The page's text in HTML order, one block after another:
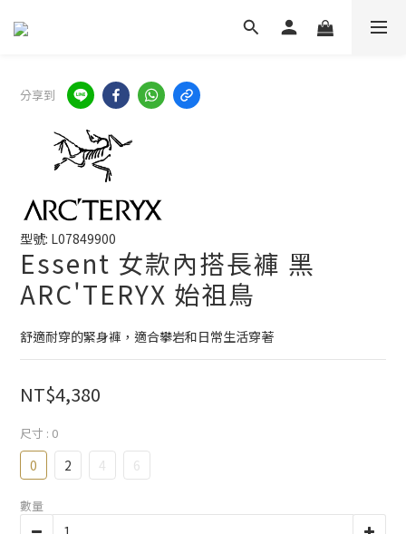
分享到
型號: L07849900
Essent 女款內搭長褲 黑
ARC'TERYX 始祖鳥
舒適耐穿的緊身褲，適合攀岩和日常生活穿著
NT$4,380
尺寸 : 0
0 2 4 6
數量